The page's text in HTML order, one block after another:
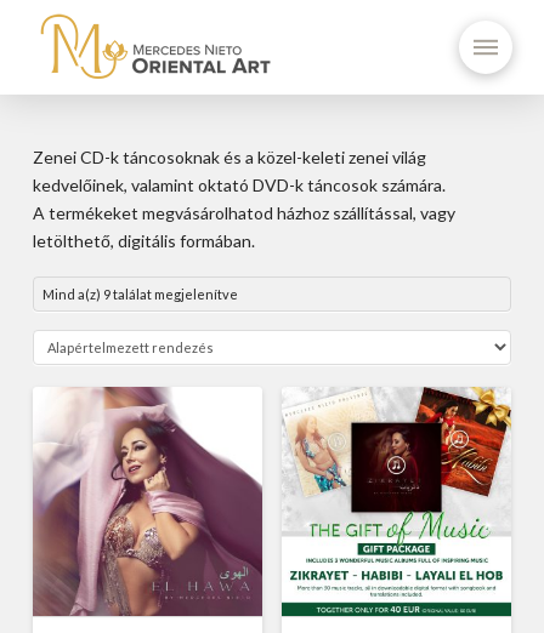
Zenei CD-k táncosoknak és a közel-keleti zenei világ
kedvelőinek, valamint oktató DVD-k táncosok számára.
A termékeket megvásárolhatod házhoz szállítással, vagy
letölthető, digitális formában.
Mind a(z) 9 találat megjelenítve